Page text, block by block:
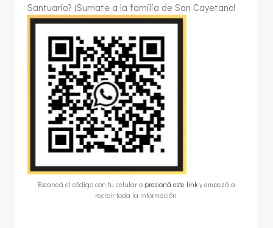
Santuario? ¡Sumate a la familia de San Cayetano!
Escaneá el código con tu celular o presioná este link y empezá a
recibir toda la información.